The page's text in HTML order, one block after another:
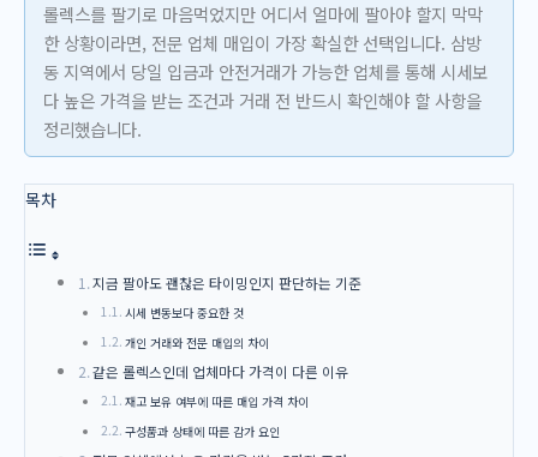
롤렉스를 팔기로 마음먹었지만 어디서 얼마에 팔아야 할지 막막
한 상황이라면, 전문 업체 매입이 가장 확실한 선택입니다. 삼방
동 지역에서 당일 입금과 안전거래가 가능한 업체를 통해 시세보
다 높은 가격을 받는 조건과 거래 전 반드시 확인해야 할 사항을
정리했습니다.
목차
지금 팔아도 괜찮은 타이밍인지 판단하는 기준
시세 변동보다 중요한 것
개인 거래와 전문 매입의 차이
같은 롤렉스인데 업체마다 가격이 다른 이유
재고 보유 여부에 따른 매입 가격 차이
구성품과 상태에 따른 감가 요인